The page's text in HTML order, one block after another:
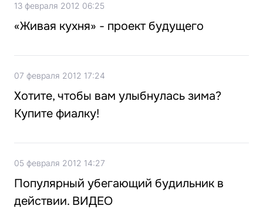
13 февраля 2012 06:25
«Живая кухня» - проект будущего
07 февраля 2012 17:24
Хотите, чтобы вам улыбнулась зима?
Купите фиалку!
05 февраля 2012 14:27
Популярный убегающий будильник в
действии. ВИДЕО